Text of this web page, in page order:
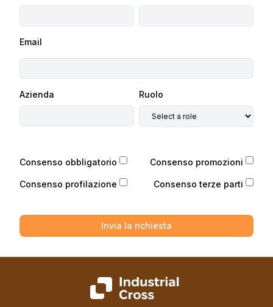
Email
Azienda Ruolo
Consenso obbligatorio Consenso promozioni
Consenso profilazione Consenso terze parti
Invia la richiesta